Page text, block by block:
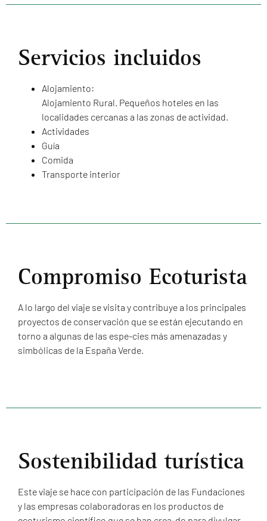
Servicios incluidos
Alojamiento:
Alojamiento Rural. Pequeños hoteles en las
localidades cercanas a las zonas de actividad.
Actividades
Guía
Comida
Transporte interior
Compromiso Ecoturista
A lo largo del viaje se visita y contribuye a los principales
proyectos de conservación que se están ejecutando en
torno a algunas de las espe-cies más amenazadas y
simbólicas de la España Verde.
Sostenibilidad turística
Este viaje se hace con participación de las Fundaciones
y las empresas colaboradoras en los productos de